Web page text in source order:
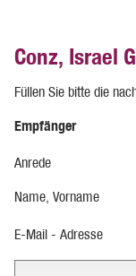
Conz, Israel
Füllen Sie bitte die
Empfänger
Anrede
Name, Vorname
E-Mail - Adresse